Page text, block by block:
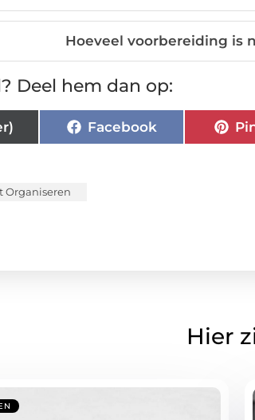
Hoeveel voorbereiding is
Deel hem dan op:
Facebook
Organiseren
Hier